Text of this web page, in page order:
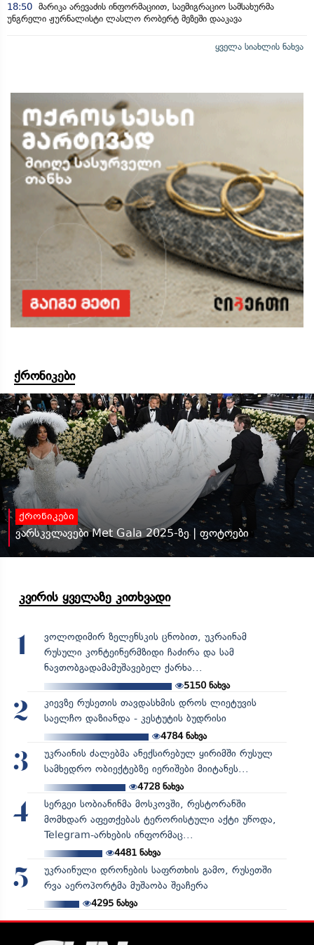
18:50 მარიკა არევაძის ინფორმაციით, საემიგრაციო სამსახურმა
უნგრელი ჟურნალისტი ლასლო რობერტ მეზეში დააკავა
ყველა სიახლის ნახვა
ქრონიკები
ქრონიკები
ვარსკვლავები Met Gala 2025-ზე | ფოტოები
კვირის ყველაზე კითხვადი
1
ვოლოდიმირ ზელენსკის ცნობით, უკრაინამ
რუსული კონტეინერმზიდი ჩაძირა და სამ
ნავთობგადამამუშავებელ ქარხა...
5150ნახვა
2
კიევზე რუსეთის თავდასხმის დროს ლიეტუვის
საელჩო დაზიანდა - კესტუტის ბუდრისი
4784ნახვა
3
უკრაინის ძალებმა ანექსირებულ ყირიმში რუსულ
სამხედრო ობიექტებზე იერიშები მიიტანეს...
4728ნახვა
4
სერგეი სობიანინმა მოსკოვში, რესტორანში
მომხდარ აფეთქებას ტერორისტული აქტი უწოდა,
Telegram-არხების ინფორმაც...
4481ნახვა
5
უკრაინული დრონების საფრთხის გამო, რუსეთში
რვა აეროპორტმა მუშაობა შეაჩერა
4295ნახვა